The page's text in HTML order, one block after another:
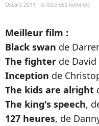
Oscars 2011 : la liste des nominés
Meilleur film :
Black swan de
The fighter de David
Inception de
The kids are alright
The king's speech,
127 heures, de